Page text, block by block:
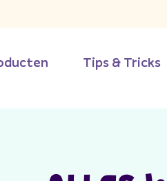
Tips & Tricks